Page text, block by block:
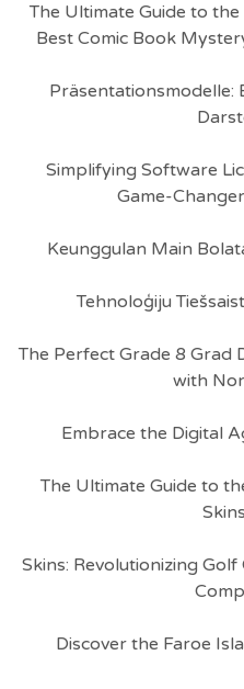
The Ultimate Guide to
Best Comic Book
Präsentationsmodelle:
Simplifying Software
Game-
Keunggulan Main
Tehnoloģiju
The Perfect Grade 8 Grad
with
Embrace the Digital
The Ultimate Guide to
Skins: Revolutionizing
Discover the Faroe